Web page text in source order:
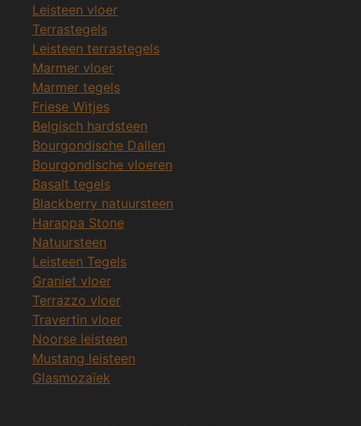
Leisteen vloer
Terrastegels
Leisteen terrastegels
Marmer vloer
Marmer tegels
Friese Witjes
Belgisch hardsteen
Bourgondische Dallen
Bourgondische vloeren
Basalt tegels
Blackberry natuursteen
Harappa Stone
Natuursteen
Leisteen Tegels
Graniet vloer
Terrazzo vloer
Travertin vloer
Noorse leisteen
Mustang leisteen
Glasmozaïek